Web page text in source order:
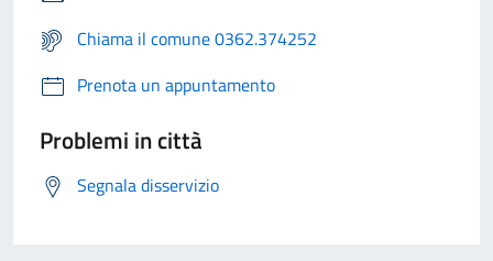
Chiama il comune 0362.374252
Prenota un appuntamento
Problemi in città
Segnala disservizio